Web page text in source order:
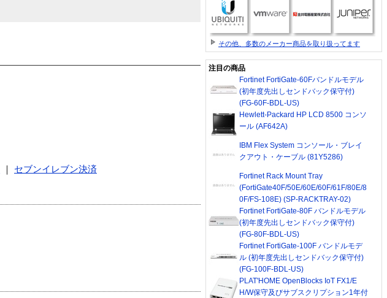
セブンイレブン決済
その他、多数のメーカー商品を取り扱ってます
注目の商品
Fortinet FortiGate-60Fバンドルモデル
(初年度先出しセンドバック保守付)
(FG-60F-BDL-US)
Hewlett-Packard HP LCD 8500 コンソ
ール (AF642A)
IBM Flex System コンソール・ブレイ
クアウト・ケーブル (81Y5286)
Fortinet Rack Mount Tray
(FortiGate40F/50E/60E/60F/61F/80E/8
0F/FS-108E) (SP-RACKTRAY-02)
Fortinet FortiGate-80F バンドルモデル
(初年度先出しセンドバック保守付)
(FG-80F-BDL-US)
Fortinet FortiGate-100F バンドルモデ
ル (初年度先出しセンドバック保守付)
(FG-100F-BDL-US)
PLAT'HOME OpenBlocks IoT FX1/E
H/W保守及びサブスクリプション1年付